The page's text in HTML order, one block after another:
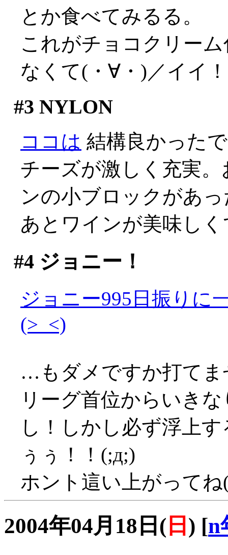
とか食べてみるる。
これがチョコクリー
なくて(・∀・)／イイ
#3 NYLON
ココは 結構良かった
チーズが激しく充実
ンの小ブロックがあ
あとワインが美味し
#4ジョニー！
ジョニー995日振りに
(>_<)
…もダメですか打てま
リーグ首位からいき
し！しかし必ず浮上
ぅぅ！！(;д;)
ホント這い上がってね
2004年04月18日( 日 ) [n